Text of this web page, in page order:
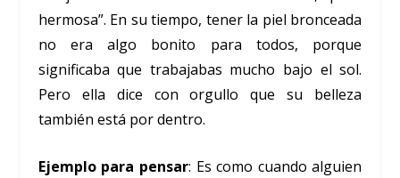
hermosa”. En su tiempo, tener la piel bronceada
no era algo bonito para todos, porque
significaba que trabajabas mucho bajo el sol.
Pero ella dice con orgullo que su belleza
también está por dentro.
Ejemplo para pensar: Es como cuando alguien